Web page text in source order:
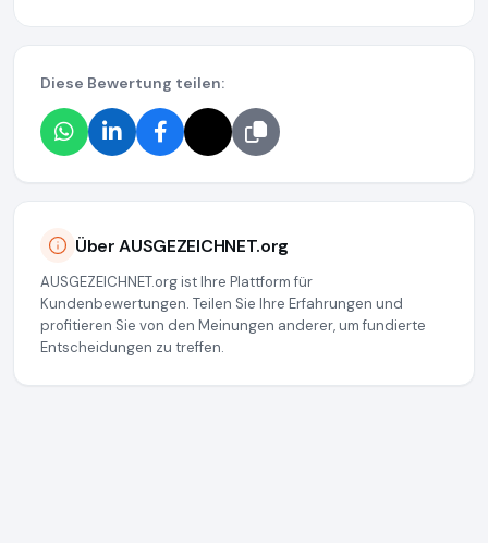
Diese Bewertung teilen:
Über AUSGEZEICHNET.org
AUSGEZEICHNET.org ist Ihre Plattform für
Kundenbewertungen. Teilen Sie Ihre Erfahrungen und
profitieren Sie von den Meinungen anderer, um fundierte
Entscheidungen zu treffen.